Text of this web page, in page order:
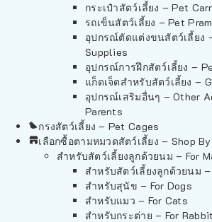
กระเป๋าสัตว์เลี้ยง – Pet
รถเข็นสัตว์เลี้ยง – Pet
อุปกรณ์ตัดแต่งขนสัตว์เลี้ยง
Supplies
อุปกรณ์การฝึกสัตว์เลี้ยง –
แก็ดเจ็ตสำหรับสัตว์เลี้ยง –
อุปกรณ์เสริมอื่นๆ – Other
Parents
กรงสัตว์เลี้ยง – Pet Cages
เลือกซื้อตามหมวดสัตว์เลี้ยง – Shop
สำหรับสัตว์เลี้ยงลูกด้วยนม – For
สำหรับสัตว์เลี้ยงลูกด้วยนม –
สำหรับสุนัข – For Dogs
สำหรับแมว – For Cats
สำหรับกระต่าย – For